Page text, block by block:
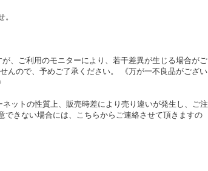
、ご利用のモニターにより、若干差異が生じる場合がご
んので、予めご了承ください。 《万が一不良品がござい
ットの性質上、販売時差により売り違いが発生し、ご注
きない場合には、こちらからご連絡させて頂きますの